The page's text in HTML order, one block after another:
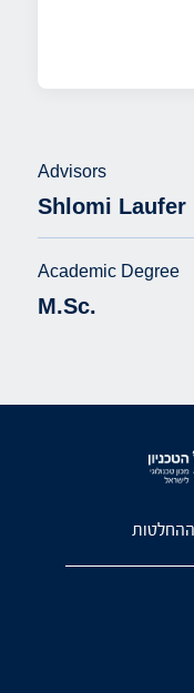
Advisors
Shlomi Laufer
Academic Degree
M.Sc.